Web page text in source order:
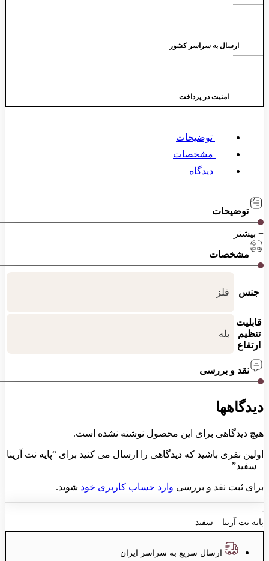
ارسال به سراسر کشور
امنیت در پرداخت
توضیحات
مشخصات
دیدگاه
توضیحات
+ بیشتر
مشخصات
جنس فلز
قابلیت
تنظیم
ارتفاع
بله
نقد و بررسی
دیدگاهها
هیچ دیدگاهی برای این محصول نوشته نشده است.
اولین نفری باشید که دیدگاهی را ارسال می کنید برای “پایه نت آرینا
– سفید”
برای ثبت نقد و بررسی وارد حساب کاربری خود شوید.
پایه نت آرینا – سفید
ارسال سریع به سراسر ایران